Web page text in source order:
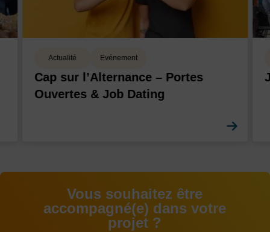
Actualité Evénement
Cap sur l’Alternance – Portes
Ouvertes & Job Dating
Vous souhaitez être
accompagné(e) dans votre
projet ?